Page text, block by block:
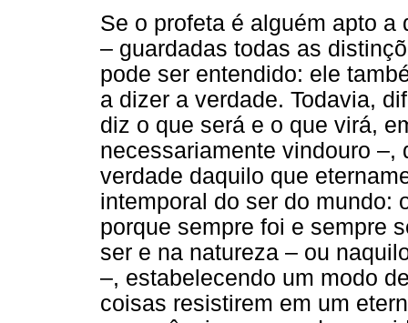
Se o profeta é alguém apto
– guardadas todas as
pode ser entendido: ele
a dizer a verdade. Todavia,
diz o que será e o que virá,
necessariamente vindouro
verdade daquilo que
intemporal do ser do mundo:
porque sempre foi e sempre
ser e na natureza – ou
–, estabelecendo um modo
coisas resistirem em um